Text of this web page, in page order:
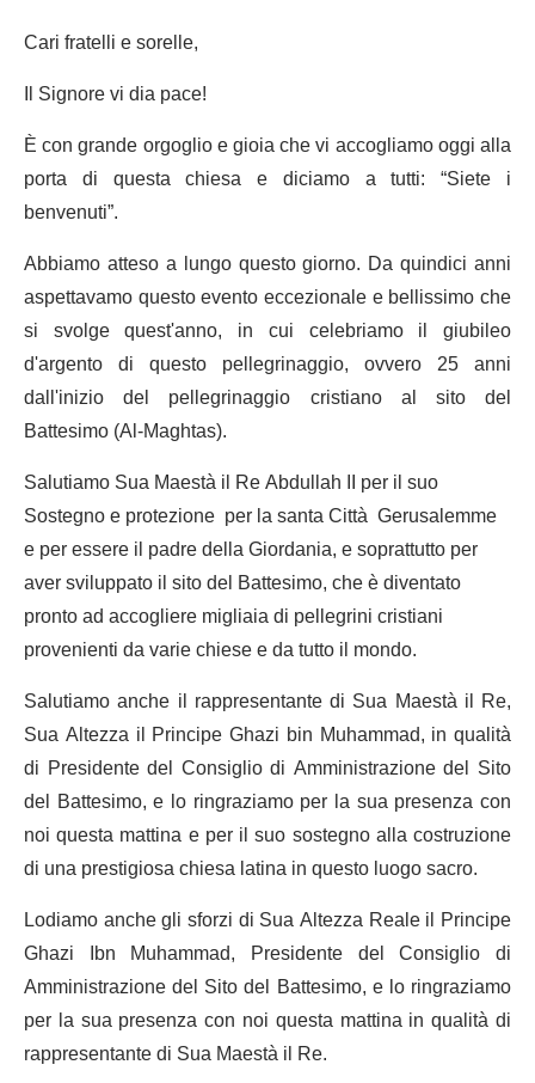
Cari fratelli e sorelle,
Il Signore vi dia pace!
È con grande orgoglio e gioia che vi accogliamo oggi alla
porta di questa chiesa e diciamo a tutti: “Siete i
benvenuti”.
Abbiamo atteso a lungo questo giorno. Da quindici anni
aspettavamo questo evento eccezionale e bellissimo che
si svolge quest'anno, in cui celebriamo il giubileo
d'argento di questo pellegrinaggio, ovvero 25 anni
dall'inizio del pellegrinaggio cristiano al sito del
Battesimo (Al-Maghtas).
Salutiamo Sua Maestà il Re Abdullah II per il suo
Sostegno e protezione per la santa Città Gerusalemme
e per essere il padre della Giordania, e soprattutto per
aver sviluppato il sito del Battesimo, che è diventato
pronto ad accogliere migliaia di pellegrini cristiani
provenienti da varie chiese e da tutto il mondo.
Salutiamo anche il rappresentante di Sua Maestà il Re,
Sua Altezza il Principe Ghazi bin Muhammad, in qualità
di Presidente del Consiglio di Amministrazione del Sito
del Battesimo, e lo ringraziamo per la sua presenza con
noi questa mattina e per il suo sostegno alla costruzione
di una prestigiosa chiesa latina in questo luogo sacro.
Lodiamo anche gli sforzi di Sua Altezza Reale il Principe
Ghazi Ibn Muhammad, Presidente del Consiglio di
Amministrazione del Sito del Battesimo, e lo ringraziamo
per la sua presenza con noi questa mattina in qualità di
rappresentante di Sua Maestà il Re.